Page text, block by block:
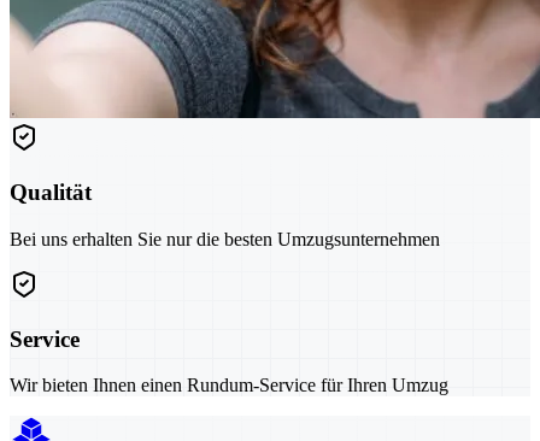
Qualität
Bei uns erhalten Sie nur die besten Umzugsunternehmen
Service
Wir bieten Ihnen einen Rundum-Service für Ihren Umzug